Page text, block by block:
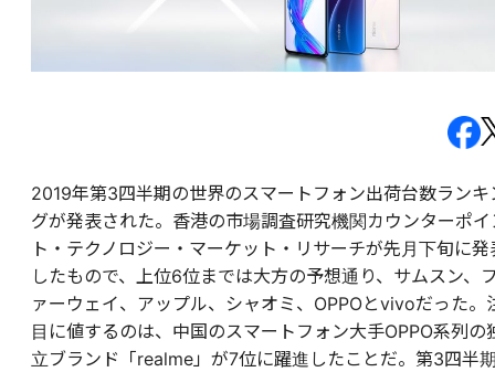
2019年第3四半期の世界のスマートフォン出荷台数ランキ
グが発表された。香港の市場調査研究機関カウンターポイ
ト・テクノロジー・マーケット・リサーチが先月下旬に発
したもので、上位6位までは大方の予想通り、サムスン、
ァーウェイ、アップル、シャオミ、OPPOとvivoだった。
目に値するのは、中国のスマートフォン大手OPPO系列の
立ブランド「realme」が7位に躍進したことだ。第3四半